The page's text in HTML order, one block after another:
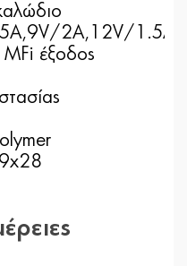
2A,12V/1.5A
έξοδος